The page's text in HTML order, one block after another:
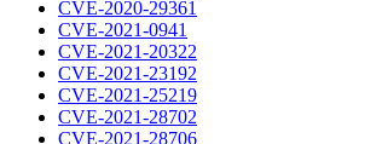
CVE-2020-29361
CVE-2021-0941
CVE-2021-20322
CVE-2021-23192
CVE-2021-25219
CVE-2021-28702
CVE-2021-28706